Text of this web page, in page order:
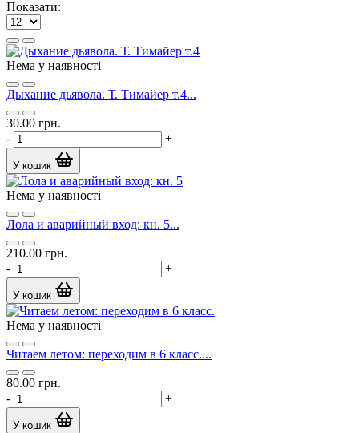
Показати:
Нема у наявності
Дыхание дьявола. Т. Тимайер т.4...
30.00 грн.
-
+
У кошик
Нема у наявності
Лола и аварийный вход: кн. 5...
210.00 грн.
-
+
У кошик
Нема у наявності
Читаем летом: переходим в 6 класс....
80.00 грн.
-
+
У кошик